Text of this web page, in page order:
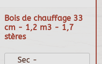
Bois de chauffage 33
cm - 1,2 m3 - 1,7
stères
Sec -